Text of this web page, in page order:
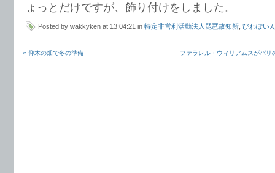
ょっとだけですが、飾り付けをしました。
Posted by wakkyken at 13:04:21 in 特定非営利活動法人琵琶故知新 びわぽい
ファラレル・ウィリアムスがパ
« 仰木の畑で冬の準備